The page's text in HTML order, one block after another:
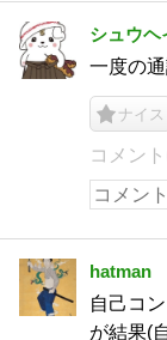
シュウヘ
一度の
ナイス
コメン
hatman
自己コ
が結果(